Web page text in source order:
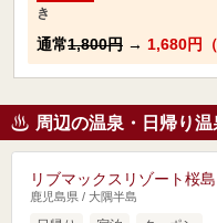
き
通常1,800円 → 1,680円
周辺の温泉・日帰り
リブマックスリゾート桜
鹿児島県 / 大隅半島